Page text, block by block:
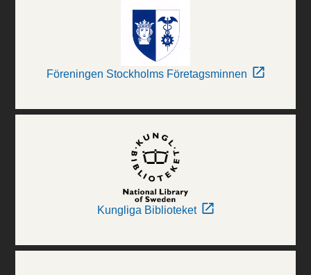
Föreningen Stockholms Företagsminnen
Kungliga Biblioteket